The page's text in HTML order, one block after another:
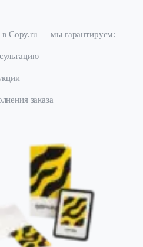
в Copy.ru — мы гарантируем:
заказа